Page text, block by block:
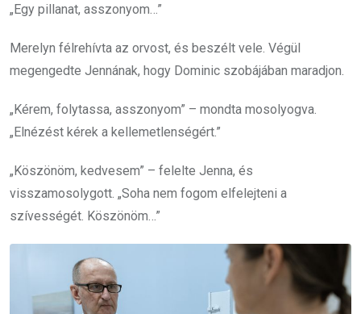
„Egy pillanat, asszonyom…”
Merelyn félrehívta az orvost, és beszélt vele. Végül
megengedte Jennának, hogy Dominic szobájában maradjon.
„Kérem, folytassa, asszonyom” – mondta mosolyogva.
„Elnézést kérek a kellemetlenségért.”
„Köszönöm, kedvesem” – felelte Jenna, és
visszamosolygott. „Soha nem fogom elfelejteni a
szívességét. Köszönöm…”